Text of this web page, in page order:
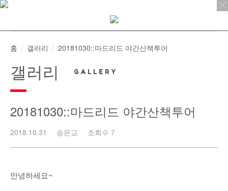
Skip
홈 갤러리 20181030::마드리드 야간산책투어
갤러리
20181030::마드리드 야간산책투어
2018.10.31 송은교 조회수 7
안녕하세요~